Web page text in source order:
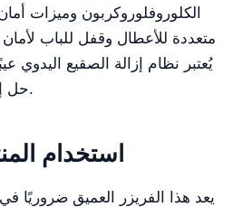
الكلوروفلوروكربون وميزات
متعددة للأعطال وقفل للباب
يُعتبر نظام إزالة الصقيع اليدوي
حل إزالة صقيع أوتوماتيكي.
استخدام
يعد هذا الفريزر العميق ضروريًا